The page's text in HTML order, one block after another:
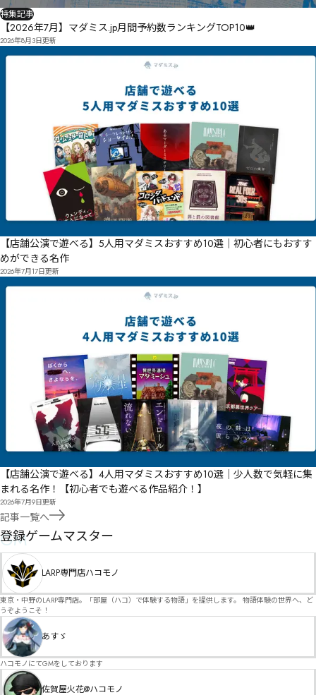
特集記事
【2026年7月】マダミス.jp月間予約数ランキングTOP10👑
2026年8月3日更新
【店舗公演で遊べる】5人用マダミスおすすめ10選｜初心者にもおすす
めができる名作
2026年7月17日更新
【店舗公演で遊べる】4人用マダミスおすすめ10選｜少人数で気軽に集
まれる名作！【初心者でも遊べる作品紹介！】
2026年7月9日更新
記事一覧へ
GM
登録ゲームマスター
LARP専門店ハコモノ
東京・中野のLARP専門店。「部屋（ハコ）で体験する物語」を提供します。 物語体験の世界へ、ど
うぞようこそ！
あすゞ
ハコモノにてGMをしております
佐賀屋火花@ハコモノ